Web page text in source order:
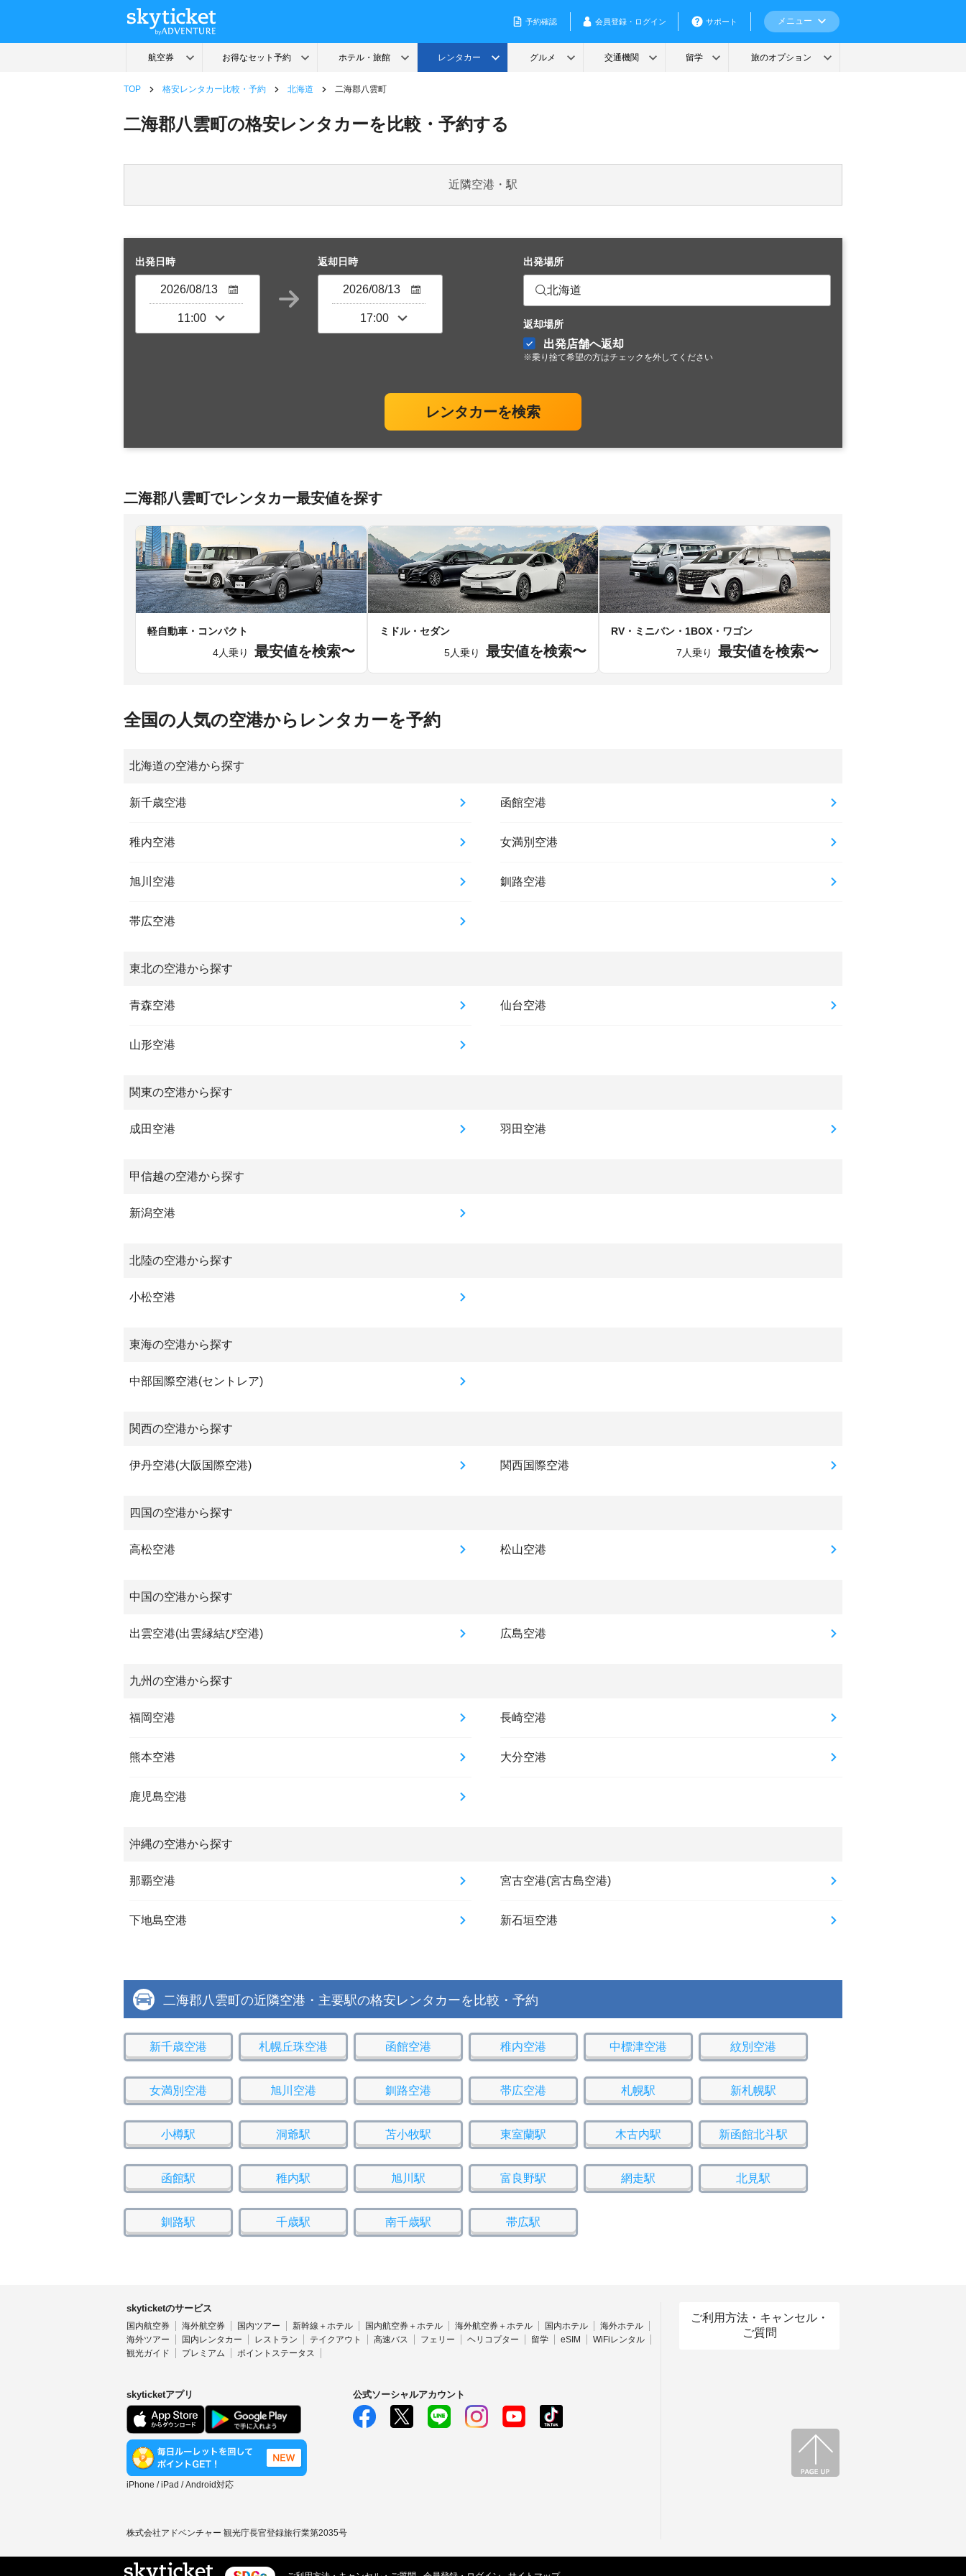
TOP 格安レンタカー比較・予約 北海道 二海郡八雲町
二海郡八雲町の格安レンタカーを比較・予約する
近隣空港・駅
出発日時 返却日時 出発場所
北海道
返却場所
出発店舗へ返却
※乗り捨て希望の方はチェックを外してください
レンタカーを検索
二海郡八雲町でレンタカー最安値を探す
軽自動車・コンパクト
4人乗り
最安値を検索〜
ミドル・セダン
5人乗り
最安値を検索〜
RV・ミニバン・1BOX・ワゴン
7人乗り
最安値を検索〜
全国の人気の空港からレンタカーを予約
北海道の空港から探す
新千歳空港 函館空港
稚内空港 女満別空港
旭川空港 釧路空港
帯広空港
東北の空港から探す
青森空港 仙台空港
山形空港
関東の空港から探す
成田空港 羽田空港
甲信越の空港から探す
新潟空港
北陸の空港から探す
小松空港
東海の空港から探す
中部国際空港(セントレア)
関西の空港から探す
伊丹空港(大阪国際空港) 関西国際空港
四国の空港から探す
高松空港 松山空港
中国の空港から探す
出雲空港(出雲縁結び空港) 広島空港
九州の空港から探す
福岡空港 長崎空港
熊本空港 大分空港
鹿児島空港
沖縄の空港から探す
那覇空港 宮古空港(宮古島空港)
下地島空港 新石垣空港
二海郡八雲町の近隣空港・主要駅の格安レンタカーを比較・予約
新千歳空港 札幌丘珠空港 函館空港 稚内空港 中標津空港 紋別空港
女満別空港 旭川空港 釧路空港 帯広空港 札幌駅 新札幌駅
小樽駅 洞爺駅 苫小牧駅 東室蘭駅 木古内駅 新函館北斗駅
函館駅 稚内駅 旭川駅 富良野駅 網走駅 北見駅
釧路駅 千歳駅 南千歳駅 帯広駅